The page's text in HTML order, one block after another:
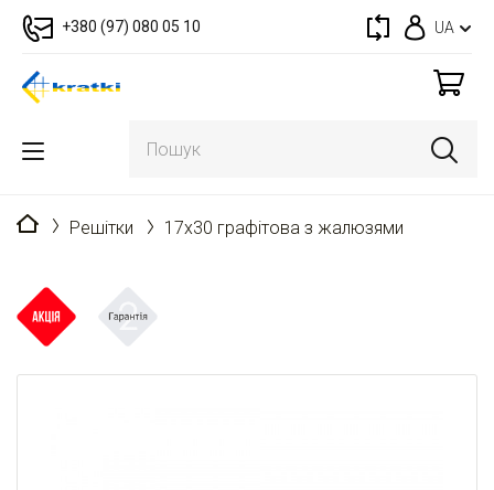
+380 (97) 080 05 10 UA
Головна
Решітки 17x30 графітова з жалюзями